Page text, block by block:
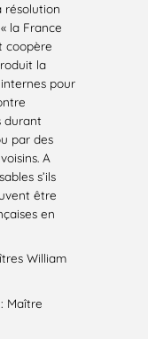
résolution
la France
coopère
la
pour
durant
par des
A
s’ils
être
en
William
Maître